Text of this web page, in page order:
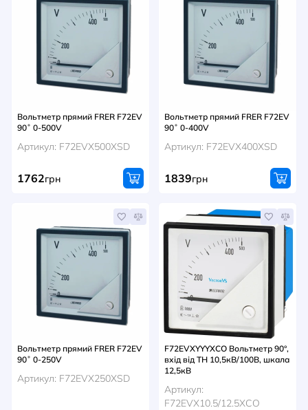
Вольтметр прямий FRER F72EV
90˚ 0-500V
Артикул: F72EVX500XSD
1762грн
Вольтметр прямий FRER F72EV
90˚ 0-400V
Артикул: F72EVX400XSD
1839грн
Вольтметр прямий FRER F72EV
90˚ 0-250V
Артикул: F72EVX250XSD
F72EVXYYYXCO Вольтметр 90°,
вхід від ТН 10,5кВ/100В, шкала
12,5кВ
Артикул:
F72EVX10.5/12.5XCO